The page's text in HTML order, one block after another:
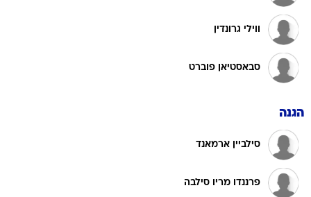
ווילי גרונדין
סבאסטיאן פוברט
הגנה
סילביין ארמאנד
פרננדו מריו סילבה